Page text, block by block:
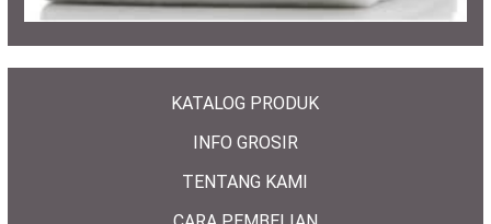
KATALOG PRODUK
INFO GROSIR
TENTANG KAMI